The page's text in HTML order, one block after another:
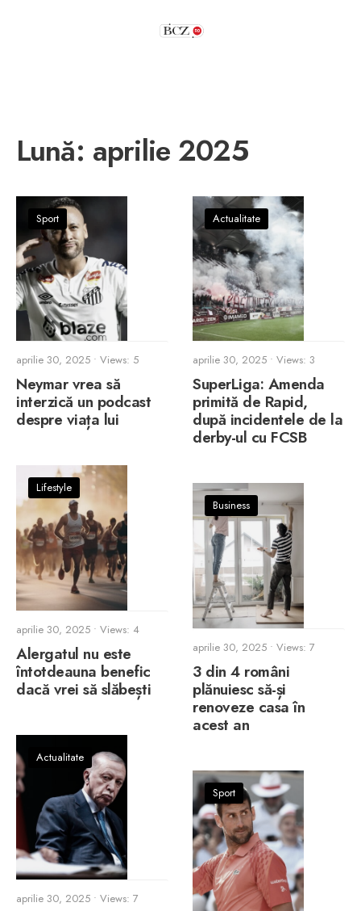
Lună: aprilie 2025
Sport
aprilie 30, 2025 • Views: 5
Neymar vrea să
interzică un podcast
despre viața lui
Actualitate
aprilie 30, 2025 • Views: 3
SuperLiga: Amenda
primită de Rapid,
după incidentele de la
derby-ul cu FCSB
Lifestyle
aprilie 30, 2025 • Views: 4
Alergatul nu este
întotdeauna benefic
dacă vrei să slăbești
Business
aprilie 30, 2025 • Views: 7
3 din 4 români
plănuiesc să-și
renoveze casa în
acest an
Actualitate
aprilie 30, 2025 • Views: 7
Sport